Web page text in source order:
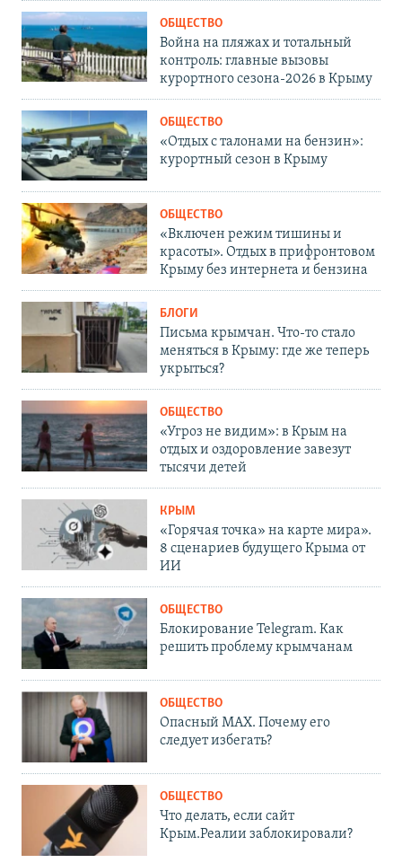
ОБЩЕСТВО
Война на пляжах и тотальный
контроль: главные вызовы
курортного сезона-2026 в Крыму
ОБЩЕСТВО
«Отдых с талонами на бензин»:
курортный сезон в Крыму
ОБЩЕСТВО
«Включен режим тишины и
красоты». Отдых в прифронтовом
Крыму без интернета и бензина
БЛОГИ
Письма крымчан. Что-то стало
меняться в Крыму: где же теперь
укрыться?
ОБЩЕСТВО
«Угроз не видим»: в Крым на
отдых и оздоровление завезут
тысячи детей
КРЫМ
«Горячая точка» на карте мира».
8 сценариев будущего Крыма от
ИИ
ОБЩЕСТВО
Блокирование Telegram. Как
решить проблему крымчанам
ОБЩЕСТВО
Опасный MAX. Почему его
следует избегать?
ОБЩЕСТВО
Что делать, если сайт
Крым.Реалии заблокировали?